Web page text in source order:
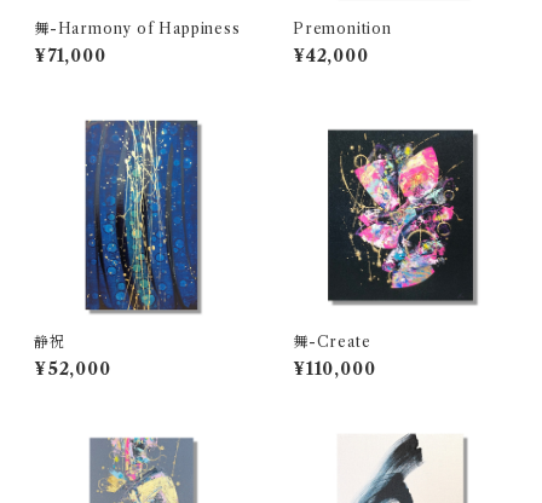
舞-Harmony of Happiness
¥71,000
Premonition
¥42,000
静祝
¥52,000
舞-Create
¥110,000